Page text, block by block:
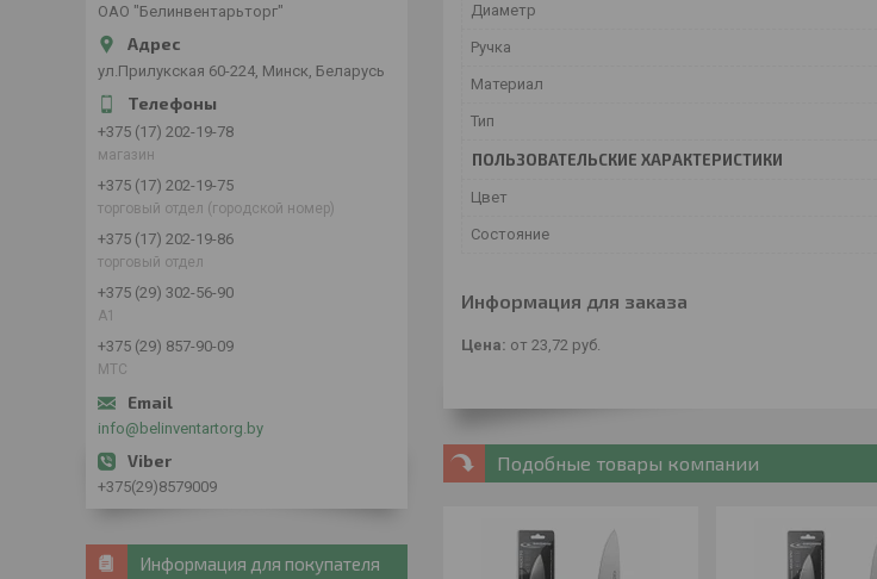
Диаметр
Ручка
Материал
Тип
ПОЛЬЗОВАТЕЛЬСКИЕ ХАРАКТЕРИСТИКИ
Цвет
Состояние
Информация для заказа
Цена: от 23,72 руб.
Подобные товары компании
ОАО "Белинвентарьторг"
ул.Прилукская 60-224, Минск, Беларусь
+375 (17) 202-19-78
магазин
+375 (17) 202-19-75
торговый отдел (городской номер)
+375 (17) 202-19-86
торговый отдел
+375 (29) 302-56-90
А1
+375 (29) 857-90-09
МТС
info@belinventartorg.by
+375(29)8579009
Информация для покупателя